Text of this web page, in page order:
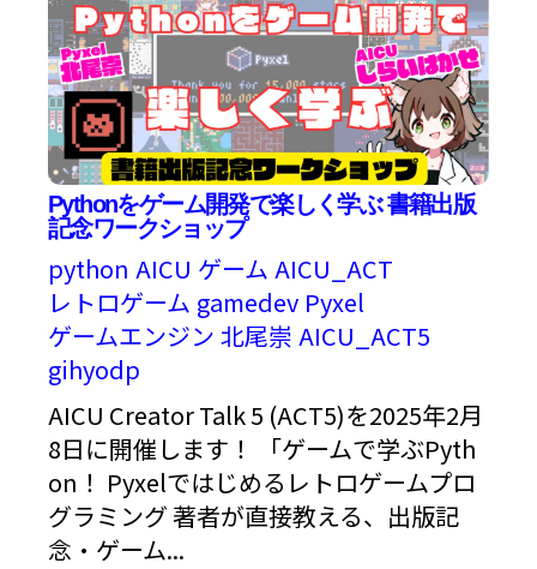
Pythonをゲーム開発で楽しく学ぶ 書籍出版
記念ワークショップ
python AICU ゲーム AICU_ACT
レトロゲーム gamedev Pyxel
ゲームエンジン 北尾崇 AICU_ACT5
gihyodp
AICU Creator Talk 5 (ACT5)を2025年2月
8日に開催します！ 「ゲームで学ぶPyth
on！ Pyxelではじめるレトロゲームプロ
グラミング 著者が直接教える、出版記
念・ゲーム...